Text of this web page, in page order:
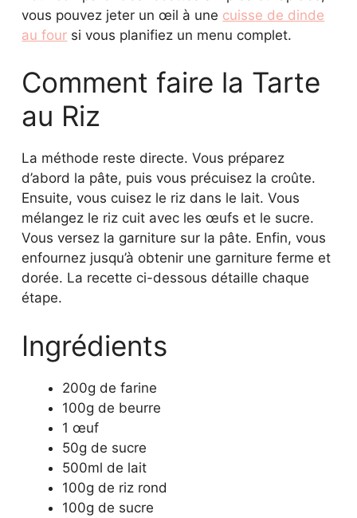
vous pouvez jeter un œil à une cuisse de dinde
au four si vous planifiez un menu complet.
Comment faire la Tarte
au Riz
La méthode reste directe. Vous préparez
d’abord la pâte, puis vous précuisez la croûte.
Ensuite, vous cuisez le riz dans le lait. Vous
mélangez le riz cuit avec les œufs et le sucre.
Vous versez la garniture sur la pâte. Enfin, vous
enfournez jusqu’à obtenir une garniture ferme et
dorée. La recette ci-dessous détaille chaque
étape.
Ingrédients
200g de farine
100g de beurre
1 œuf
50g de sucre
500ml de lait
100g de riz rond
100g de sucre